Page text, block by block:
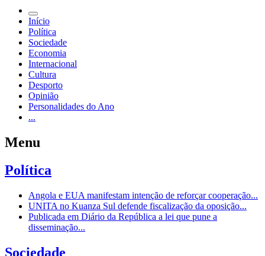
Início
Política
Sociedade
Economia
Internacional
Cultura
Desporto
Opinião
Personalidades do Ano
...
Menu
Política
Angola e EUA manifestam intenção de reforçar cooperação...
UNITA no Kuanza Sul defende fiscalização da oposição...
Publicada em Diário da República a lei que pune a
disseminação...
Sociedade